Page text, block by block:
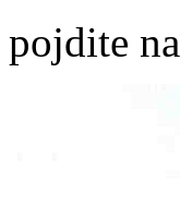
pojdite na